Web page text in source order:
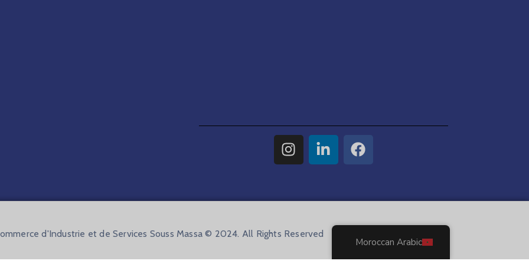
d'Industrie et de Services Souss Massa © 2024. All Rights Reserved
Moroccan Arabic